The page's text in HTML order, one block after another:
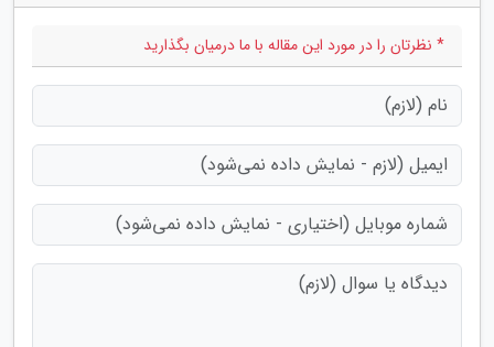
* نظرتان را در مورد این مقاله با ما درمیان بگذارید